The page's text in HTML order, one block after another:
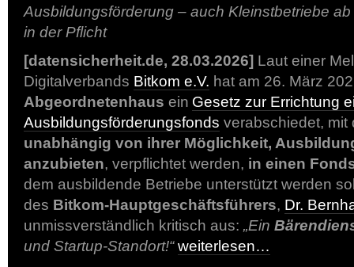
Ausbildungsförderung – auch Kleinstbetriebe
in der Pflicht
[datensicherheit.de, 28.03.2026] Laut einer
Digitalverbands Bitkom e.V. hat am 26. März
Abgeordnetenhaus ein Gesetz zur Errichtung
Ausbildungsförderungsfonds verabschiedet, mit
unabhängig von ihrer Möglichkeit,
anzubieten, verpflichtet werden, in einen
dem ausbildende Betriebe unterstützt werden
des Bitkom-Hauptgeschäftsführers, Dr.
unmissverständlich kritisch aus: „Ein
und Startup-Standort!“ weiterlesen…